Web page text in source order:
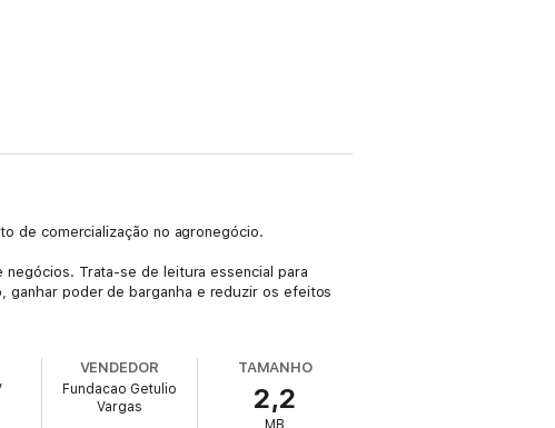
de comercialização no agronegócio.
Trata-se de leitura essencial para
ganhar poder de barganha e reduzir os efeitos
VENDEDOR
Fundacao Getulio
Vargas
TAMANHO
2,2
MB